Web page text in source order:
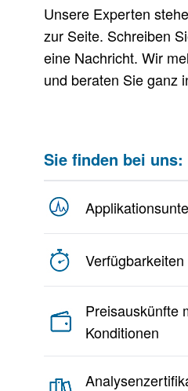
Unsere Experten
zur Seite. Schreiben
eine Nachricht. Wir
und beraten Sie ganz
Sie finden bei uns:
Preisauskünfte
Konditionen